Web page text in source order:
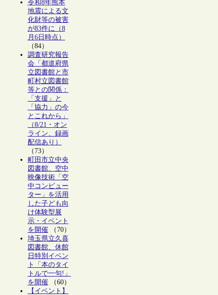
令和8年熊本
地震による文
化財等の被害
が83件に（8
月6日時点）
（84）
調査研究報告
会「都道府県
立図書館と市
町村立図書館
等との関係：
「支援」と
「協力」の今
とこれから」
（8/21・オン
ライン、録画
配信あり）
（73）
町田市立中央
図書館、空中
映像技術「空
中コンピュー
ター」を活用
した子ども向
け体験型展
示・イベント
を開催（70）
埼玉県立久喜
図書館、休館
日特別イベン
ト「本のタイ
トルで一句!」
を開催（60）
【イベント】